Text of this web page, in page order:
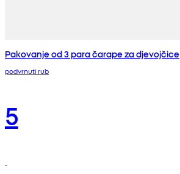
Pakovanje od 3 para čarape za djevojčice
podvrnuti rub
5